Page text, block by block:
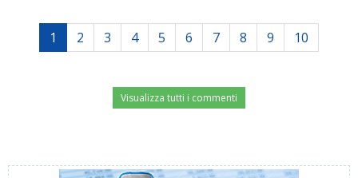
1 2 3 4 5 6 7 8 9 10
Visualizza tutti i commenti